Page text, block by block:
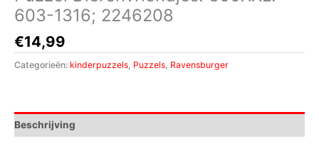
603-1316; 2246208
€14,99
Categorieën: kinderpuzzels, Puzzels, Ravensburger
Beschrijving